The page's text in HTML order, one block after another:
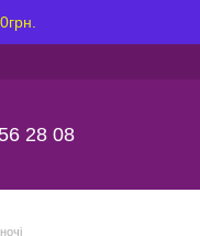
28 08